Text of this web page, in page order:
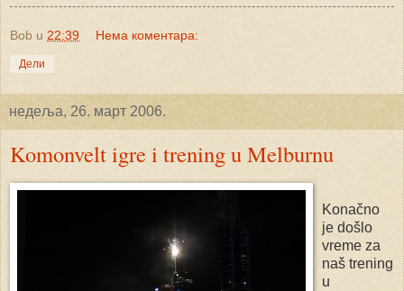
Bob u 22:39 Нема коментара:
Дели
недеља, 26. март 2006.
Komonvelt igre i trening u Melburnu
Konačno
je došlo
vreme za
naš trening
u